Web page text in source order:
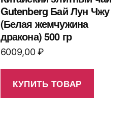
Gutenberg Бай Лун Чжу
(Белая жемчужина
дракона) 500 гр
6009,00₽
КУПИТЬ ТОВАР